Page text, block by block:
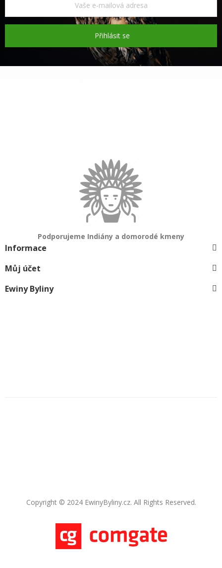
Přihlásit se
Podporujeme Indiány a domorodé kmeny
Informace
Můj účet
Ewiny Byliny
Copyright © 2024 EwinyByliny.cz. All Rights Reserved.